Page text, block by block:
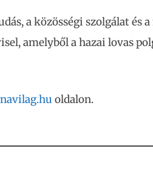
a közösségi szolgálat és
amelyből a hazai lovas
oldalon.